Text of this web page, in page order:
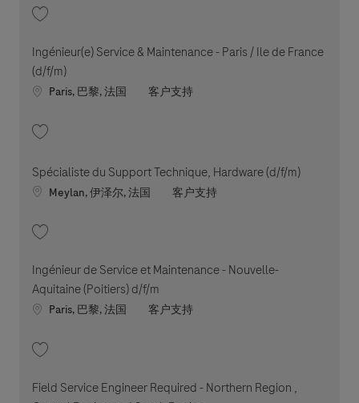
Ingénieur(e) Service & Maintenance - Paris / Ile de France
(d/f/m)
Location
Paris, 巴黎, 法国 职位类别
客户支持
Spécialiste du Support Technique, Hardware (d/f/m)
Location
Meylan, 伊泽尔, 法国 职位类别
客户支持
Ingénieur de Service et Maintenance - Nouvelle-
Aquitaine (Poitiers) d/f/m
Location
Paris, 巴黎, 法国 职位类别
客户支持
Field Service Engineer Required - Northern Region ,